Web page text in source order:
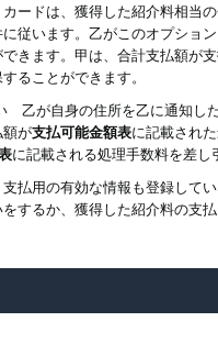
ードは、獲得した紹介料相当
従います。乙がこのオプショ
きます。甲は、合計支払額が
ることができます。
乙が自身の住所を乙に通知し
額が支払可能金額表に記載され
に記載される処理手数料を差し
払用の有効な情報も登録して
するか、獲得した紹介料の支